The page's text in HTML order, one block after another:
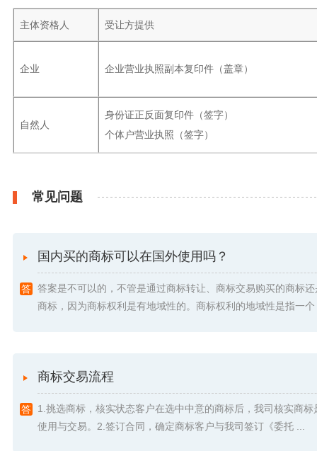
主体资格人 受让方提供
企业 企业营业执照副本复印件（盖章）
自然人
身份证正反面复印件（签字）
个体户营业执照（签字）
常见问题
国内买的商标可以在国外使用吗？
答案是不可以的，不管是通过商标转让、商标交易购买的商标
商标，因为商标权利是有地域性的。商标权利的地域性是指一
商标交易流程
1.挑选商标，核实状态客户在选中中意的商标后，我司核实商标
使用与交易。2.签订合同，确定商标客户与我司签订《委托 ...